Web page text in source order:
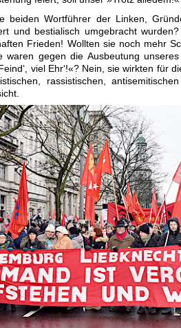
beiden Wortführer der Linken,
und bestialisch umgebracht
Frieden! Wollten sie noch mehr
waren gegen die Ausbeutung
viel Ehr‘!«? Nein, sie wirkten für
rassistischen,